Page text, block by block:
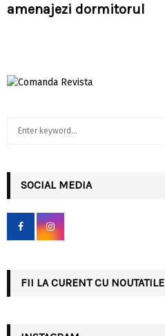
amenajezi dormitorul
h
f
r
SOCIAL MEDIA
FII LA CURENT CU NOUTATILE